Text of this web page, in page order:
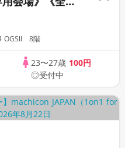
machicon
開催地住所：東京都台東区上野4丁目6-4 OGSⅡ 8階
23〜27歳 100円
◎受付中